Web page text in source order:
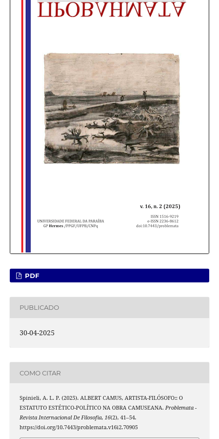
PDF
PUBLICADO
30-04-2025
COMO CITAR
Spinieli, A. L. P. (2025). ALBERT CAMUS, ARTISTA-FILÓSOFO:: O
ESTATUTO ESTÉTICO-POLÍTICO NA OBRA CAMUSEANA. Problemata -
Revista Internacional De Filosofia, 16(2), 41–54.
https://doi.org/10.7443/problemata.v16i2.70905